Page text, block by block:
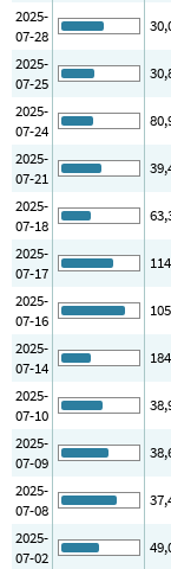
2025-
07-28
30
2025-
07-25
30
2025-
07-24
80
2025-
07-21
39
2025-
07-18
63
2025-
07-17
114
2025-
07-16
105
2025-
07-14
184
2025-
07-10
38
2025-
07-09
38
2025-
07-08
37
2025-
07-02
49